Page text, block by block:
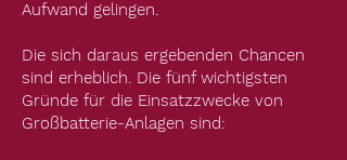
Aufwand gelingen.
Die sich daraus ergebenden Chancen
sind erheblich. Die fünf wichtigsten
Gründe für die Einsatzzwecke von
Großbatterie-Anlagen sind: